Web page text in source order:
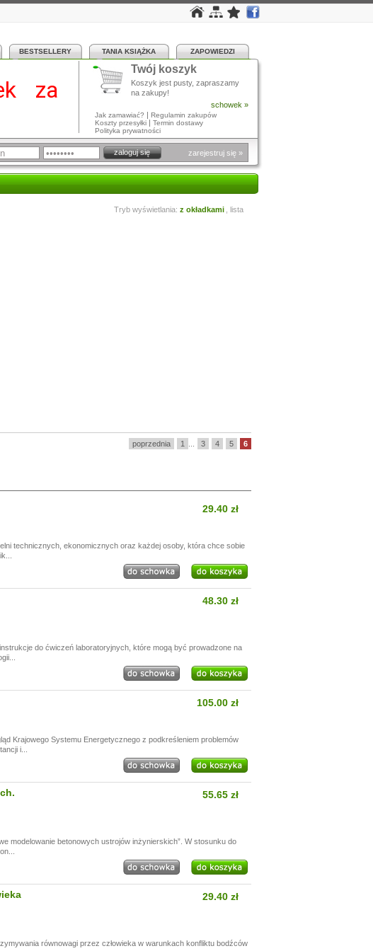
BESTSELLERY TANIA KSIĄŻKA ZAPOWIEDZI
za
Twój koszyk
Koszyk jest pusty, zapraszamy
na zakupy!
schowek »
Jak zamawiać? | Regulamin zakupów
Koszty przesyłki | Termin dostawy
Polityka prywatności
zarejestruj się »
Tryb wyświetlania: z okładkami lista
poprzednia 1 3 4 5 6
29.40 zł
technicznych, ekonomicznych oraz każdej osoby, która chce sobie
48.30 zł
do ćwiczeń laboratoryjnych, które mogą być prowadzone na
105.00 zł
Krajowego Systemu Energetycznego z podkreśleniem problemów
i...
55.65 zł
modelowanie betonowych ustrojów inżynierskich”. W stosunku do
29.40 zł
równowagi przez człowieka w warunkach konfliktu bodźców